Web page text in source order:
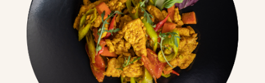
CALIDAD
Queremos transmitirle nuestra pasión por la
cocina, el sabor exótico y el despertar de los
sentidos que produce la gastronomía Thai.